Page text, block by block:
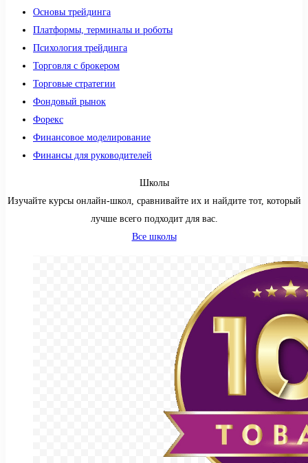
Основы трейдинга
Платформы, терминалы и роботы
Психология трейдинга
Торговля с брокером
Торговые стратегии
Фондовый рынок
Форекс
Финансовое моделирование
Финансы для руководителей
Школы
Изучайте курсы онлайн-школ, сравнивайте их и найдите тот, который
лучше всего подходит для вас.
Все школы